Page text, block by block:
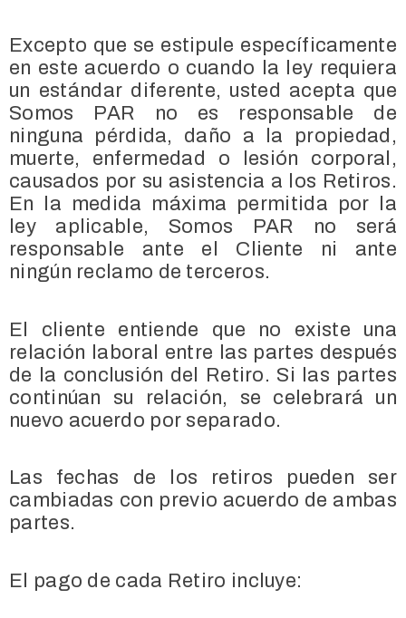
Excepto que se estipule específicamente
en este acuerdo o cuando la ley requiera
un estándar diferente, usted acepta que
Somos PAR no es responsable de
ninguna pérdida, daño a la propiedad,
muerte, enfermedad o lesión corporal,
causados por su asistencia a los Retiros.
En la medida máxima permitida por la
ley aplicable, Somos PAR no será
responsable ante el Cliente ni ante
ningún reclamo de terceros.
El cliente entiende que no existe una
relación laboral entre las partes después
de la conclusión del Retiro. Si las partes
continúan su relación, se celebrará un
nuevo acuerdo por separado.
Las fechas de los retiros pueden ser
cambiadas con previo acuerdo de ambas
partes.
El pago de cada Retiro incluye: